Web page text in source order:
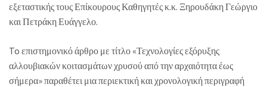
εξεταστικής τους Επίκουρους Καθηγητές κ.κ. Ξηρουδάκη Γεώργιο
και Πετράκη Ευάγγελο.
To επιστημονικό άρθρο με τίτλο «Τεχνολογίες εξόρυξης
αλλουβιακών κοιτασμάτων χρυσού από την αρχαιότητα έως
σήμερα» παραθέτει μια περιεκτική και χρονολογική περιγραφή